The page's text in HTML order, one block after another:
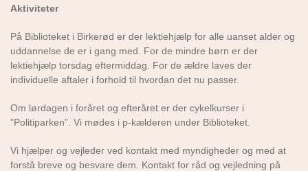
Aktiviteter
På Biblioteket i Birkerød er der lektiehjælp for alle uanset alder og
uddannelse de er i gang med. For de mindre børn er der
lektiehjælp torsdag eftermiddag. For de ældre laves der
individuelle aftaler i forhold til hvordan det nu passer.
Om lørdagen i foråret og efteråret er der cykelkurser i
”Politiparken”. Vi mødes i p-kælderen under Biblioteket.
Vi hjælper og vejleder ved kontakt med myndigheder og med at
forstå breve og besvare dem. Kontakt for råd og vejledning på